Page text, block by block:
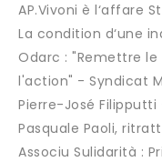
AP.Vivoni è l‘affare
La condition d‘une
Odarc : "Remettre
l'action" - Syndicat
Pierre-José
Pasquale Paoli,
Associu Sulidarità :